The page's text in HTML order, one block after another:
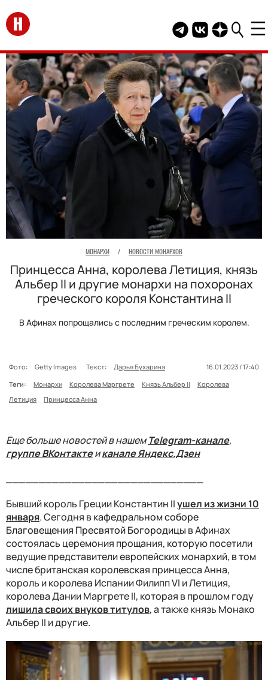
Перейти на главную
Telegram канал
Группа HELLO
Канал
МОНАРХИ / НОВОСТИ МОНАРХОВ
Принцесса Анна, королева Летиция, князь
Альбер II и другие монархи на похоронах
греческого короля Константина II
В Афинах попрощались с последним греческим королем.
Фото: Getty Images Текст: Дарья Бухарина
16.01.2023 / 17:40
Теги:
Монархи Королева Маргрете Князь Альбер II
Королева
Летиция
Принцесса Анна
Еще больше новостей в нашемTelegram-канале,
группе ВКонтактеиканале Яндекс.Дзен
Бывший король Греции Константин IIушел из жизни 10
января. Сегодня в кафедральном соборе
Благовещения Пресвятой Богородицы в Афинах
состоялась церемония прощания, которую посетили
ведущие представители европейских монархий, в том
числе британская королевская принцесса Анна,
король и королева Испании Филипп VI и Летиция,
королева Дании Маргрете II, которая в прошлом году
лишила своих внуков титулов, а также князь Монако
Альбер II и другие.